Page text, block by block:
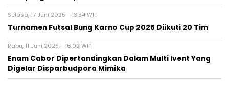
Selasa, 17 Juni 2025 - 13:34 WIT
Turnamen Futsal Bung Karno Cup 2025 Diikuti 20 Tim
Rabu, 11 Juni 2025 - 16:02 WIT
Enam Cabor Dipertandingkan Dalam Multi Ivent Yang
Digelar Disparbudpora Mimika